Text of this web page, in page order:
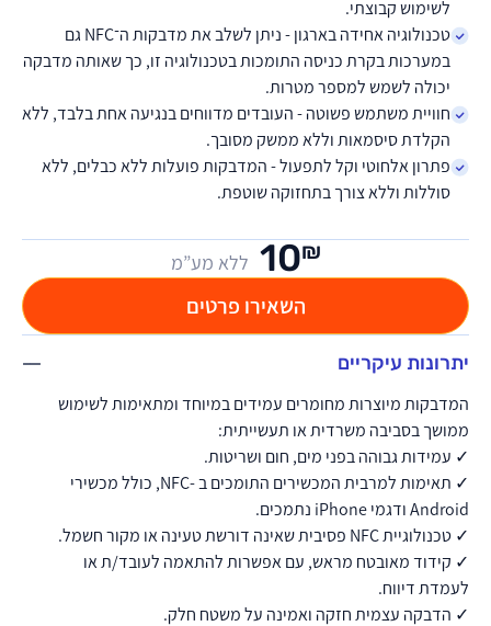
לשימוש קבוצתי.
טכנולוגיה אחידה בארגון - ניתן לשלב את מדבקות ה־NFC גם
במערכות בקרת כניסה התומכות בטכנולוגיה זו, כך שאותה מדבקה
יכולה לשמש למספר מטרות.
חוויית משתמש פשוטה - העובדים מדווחים בנגיעה אחת בלבד, ללא
הקלדת סיסמאות וללא ממשק מסובך.
פתרון אלחוטי וקל לתפעול - המדבקות פועלות ללא כבלים, ללא
סוללות וללא צורך בתחזוקה שוטפת.
₪
10 ללא מע”מ
השאירו פרטים
יתרונות עיקריים
המדבקות מיוצרות מחומרים עמידים במיוחד ומתאימות לשימוש
ממושך בסביבה משרדית או תעשייתית:
✓ עמידות גבוהה בפני מים, חום ושריטות.
✓ תאימות למרבית המכשירים התומכים ב -NFC, כולל מכשירי
Android ודגמי iPhone נתמכים.
✓ טכנולוגיית NFC פסיבית שאינה דורשת טעינה או מקור חשמל.
✓ קידוד מאובטח מראש, עם אפשרות להתאמה לעובד/ת או
לעמדת דיווח.
✓ הדבקה עצמית חזקה ואמינה על משטח חלק.